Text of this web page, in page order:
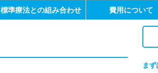
標準療法との組み合わせ 費用について
ま